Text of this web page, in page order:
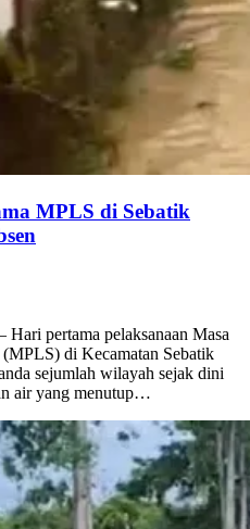
MPLS di Sebatik
pertama pelaksanaan Masa
di Kecamatan Sebatik
sejumlah wilayah sejak dini
air yang menutup…